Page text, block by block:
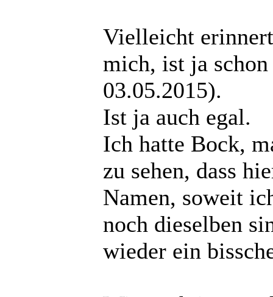
Vielleicht
mich, ist ja
03.05.2015).
Ist ja auch egal.
Ich hatte Bock,
zu sehen, dass
Namen, soweit
noch dieselben
wieder ein